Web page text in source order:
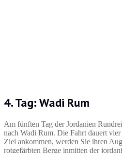
4. Tag: Wadi Rum
Am fünften Tag der Jordanien
nach Wadi Rum. Die Fahrt dauert
Ziel ankommen, werden Sie ihren
rotgefärbten Berge inmitten der